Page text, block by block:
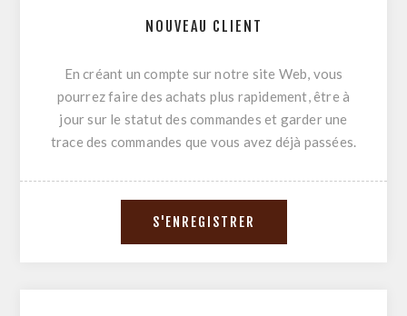
NOUVEAU CLIENT
En créant un compte sur notre site Web, vous
pourrez faire des achats plus rapidement, être à
jour sur le statut des commandes et garder une
trace des commandes que vous avez déjà passées.